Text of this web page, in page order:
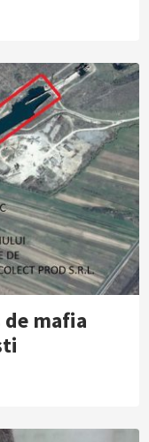
de mafia